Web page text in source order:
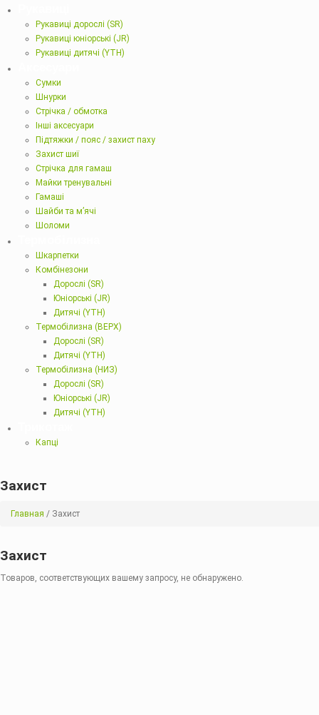
Рукавиці дорослі (SR)
Рукавиці юніорські (JR)
Рукавиці дитячі (YTH)
Сумки
Шнурки
Стрічка / обмотка
Інші аксесуари
Підтяжки / пояс / захист паху
Захист шиї
Стрічка для гамаш
Майки тренувальні
Гамаші
Шайби та м’ячі
Шоломи
Шкарпетки
Комбінезони
Дорослі (SR)
Юніорські (JR)
Дитячі (YTH)
Термобілизна (ВЕРХ)
Дорослі (SR)
Дитячі (YTH)
Термобілизна (НИЗ)
Дорослі (SR)
Юніорські (JR)
Дитячі (YTH)
Капці
Захист
Главная / Захист
Захист
Товаров, соответствующих вашему запросу, не обнаружено.